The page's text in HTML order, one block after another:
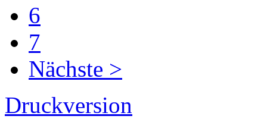
6
7
Nächste >
Druckversion